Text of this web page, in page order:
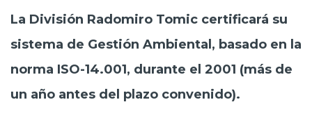
La División Radomiro Tomic certificará su
sistema de Gestión Ambiental, basado en la
norma ISO-14.001, durante el 2001 (más de
un año antes del plazo convenido).